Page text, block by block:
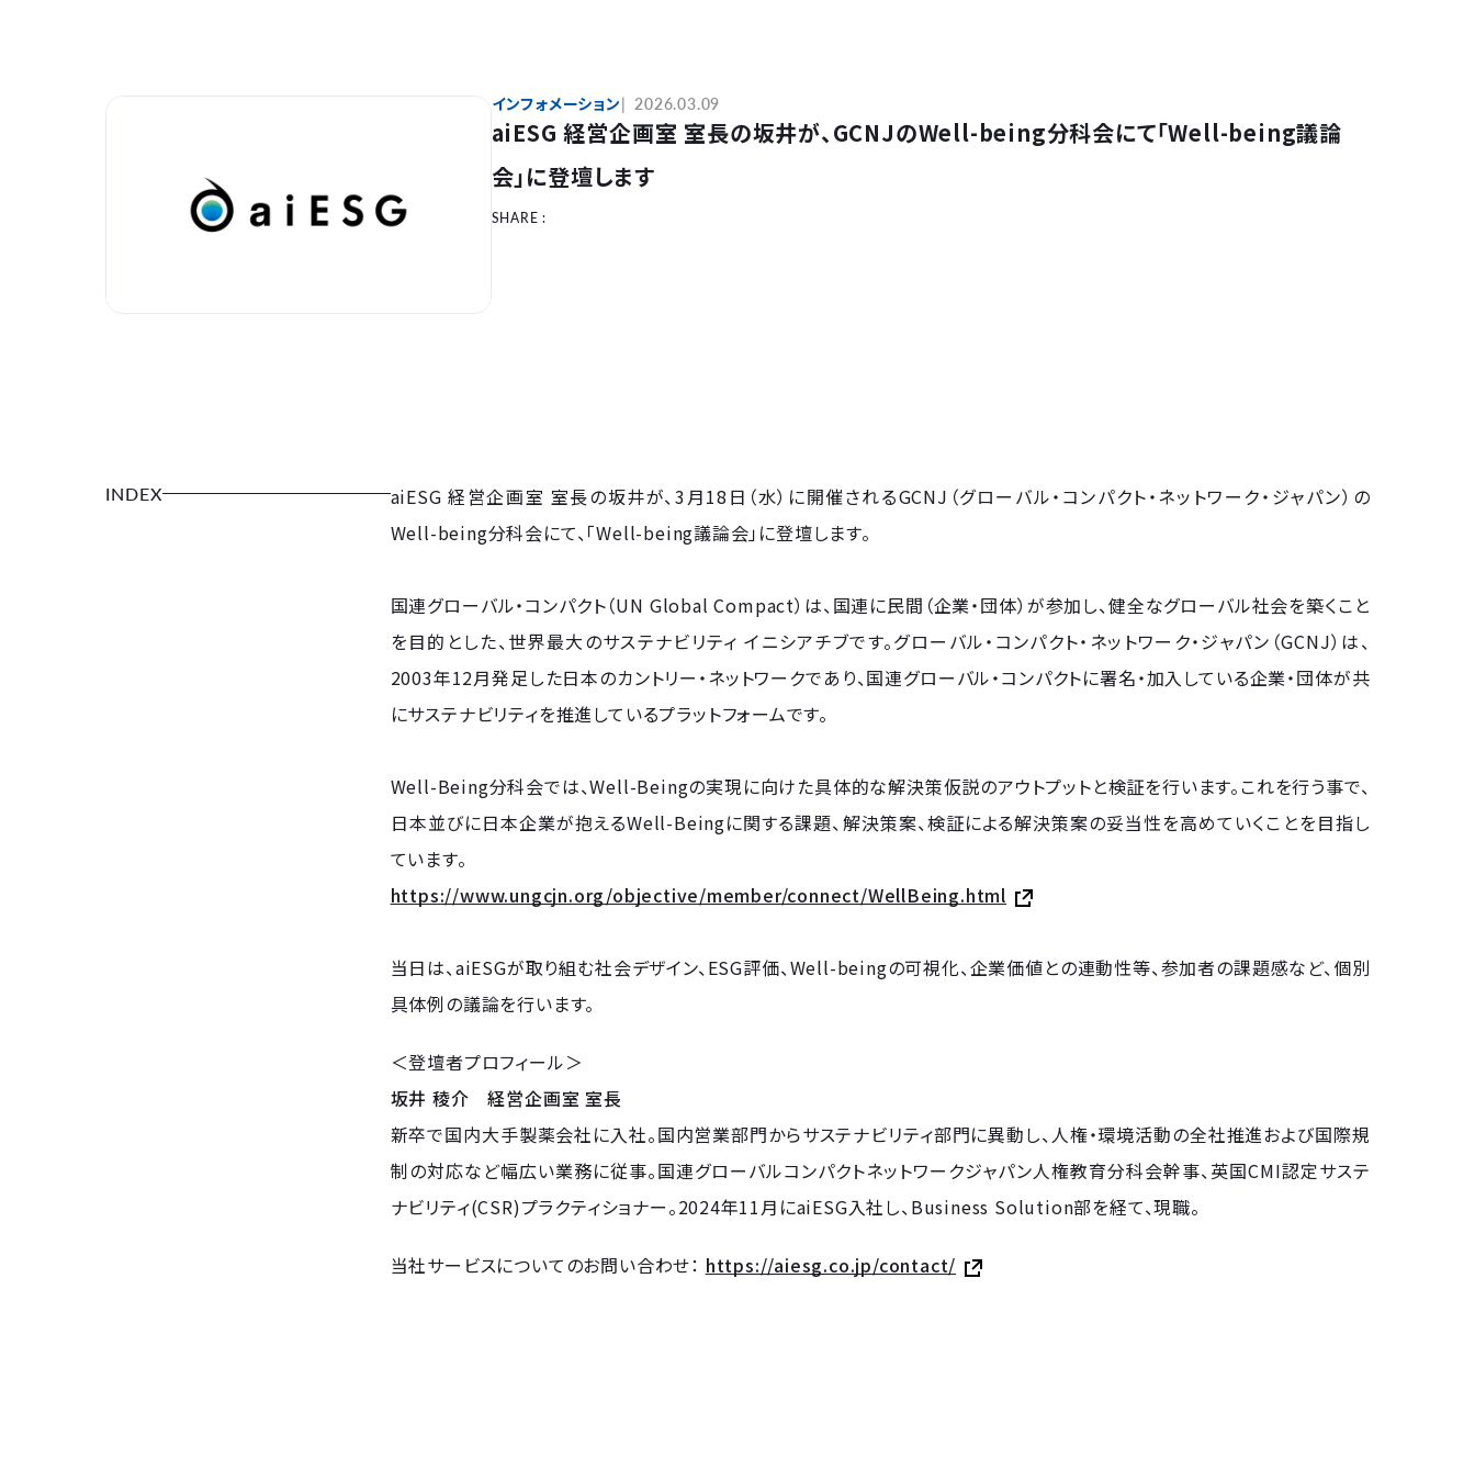
インフォメーション 2026.03.09
aiESG 経営企画室 室長の坂井が、GCNJのWell-being分科会にて「Well-being議論
会」に登壇します
SHARE :
INDEX
aiESG 経営企画室 室長の坂井が、3月18日（水）に開催されるGCNJ（グローバル・コンパクト・ネットワーク・ジャパン）の
Well-being分科会にて、「Well-being議論会」に登壇します。
国連グローバル・コンパクト（UN Global Compact）は、国連に民間（企業・団体）が参加し、健全なグローバル社会を築くこと
を目的とした、世界最大のサステナビリティ イニシアチブです。グローバル・コンパクト・ネットワーク・ジャパン（GCNJ）は、
2003年12月発足した日本のカントリー・ネットワークであり、国連グローバル・コンパクトに署名・加入している企業・団体が共
にサステナビリティを推進しているプラットフォームです。
Well-Being分科会では、Well-Beingの実現に向けた具体的な解決策仮説のアウトプットと検証を行います。これを行う事で、
日本並びに日本企業が抱えるWell-Beingに関する課題、解決策案、検証による解決策案の妥当性を高めていくことを目指し
ています。
https://www.ungcjn.org/objective/member/connect/WellBeing.html
当日は、aiESGが取り組む社会デザイン、ESG評価、Well-beingの可視化、企業価値との連動性等、参加者の課題感など、個別
具体例の議論を行います。
＜登壇者プロフィール＞
坂井 稜介 経営企画室 室長
新卒で国内大手製薬会社に入社。国内営業部門からサステナビリティ部門に異動し、人権・環境活動の全社推進および国際規
制の対応など幅広い業務に従事。国連グローバルコンパクトネットワークジャパン人権教育分科会幹事、英国CMI認定サステ
ナビリティ(CSR)プラクティショナー。2024年11月にaiESG入社し、Business Solution部を経て、現職。
当社サービスについてのお問い合わせ： https://aiesg.co.jp/contact/